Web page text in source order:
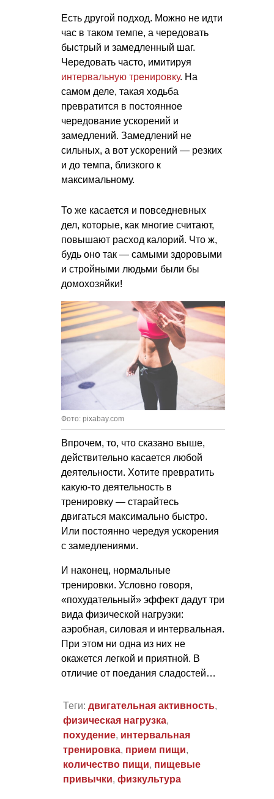
Есть другой подход. Можно не идти
час в таком темпе, а чередовать
быстрый и замедленный шаг.
Чередовать часто, имитируя
интервальную тренировку. На
самом деле, такая ходьба
превратится в постоянное
чередование ускорений и
замедлений. Замедлений не
сильных, а вот ускорений — резких
и до темпа, близкого к
максимальному.
То же касается и повседневных
дел, которые, как многие считают,
повышают расход калорий. Что ж,
будь оно так — самыми здоровыми
и стройными людьми были бы
домохозяйки!
Фото: pixabay.com
Впрочем, то, что сказано выше,
действительно касается любой
деятельности. Хотите превратить
какую-то деятельность в
тренировку — старайтесь
двигаться максимально быстро.
Или постоянно чередуя ускорения
с замедлениями.
И наконец, нормальные
тренировки. Условно говоря,
«похудательный» эффект дадут три
вида физической нагрузки:
аэробная, силовая и интервальная.
При этом ни одна из них не
окажется легкой и приятной. В
отличие от поедания сладостей…
Теги: двигательная активность,
физическая нагрузка,
похудение, интервальная
тренировка, прием пищи,
количество пищи, пищевые
привычки, физкультура